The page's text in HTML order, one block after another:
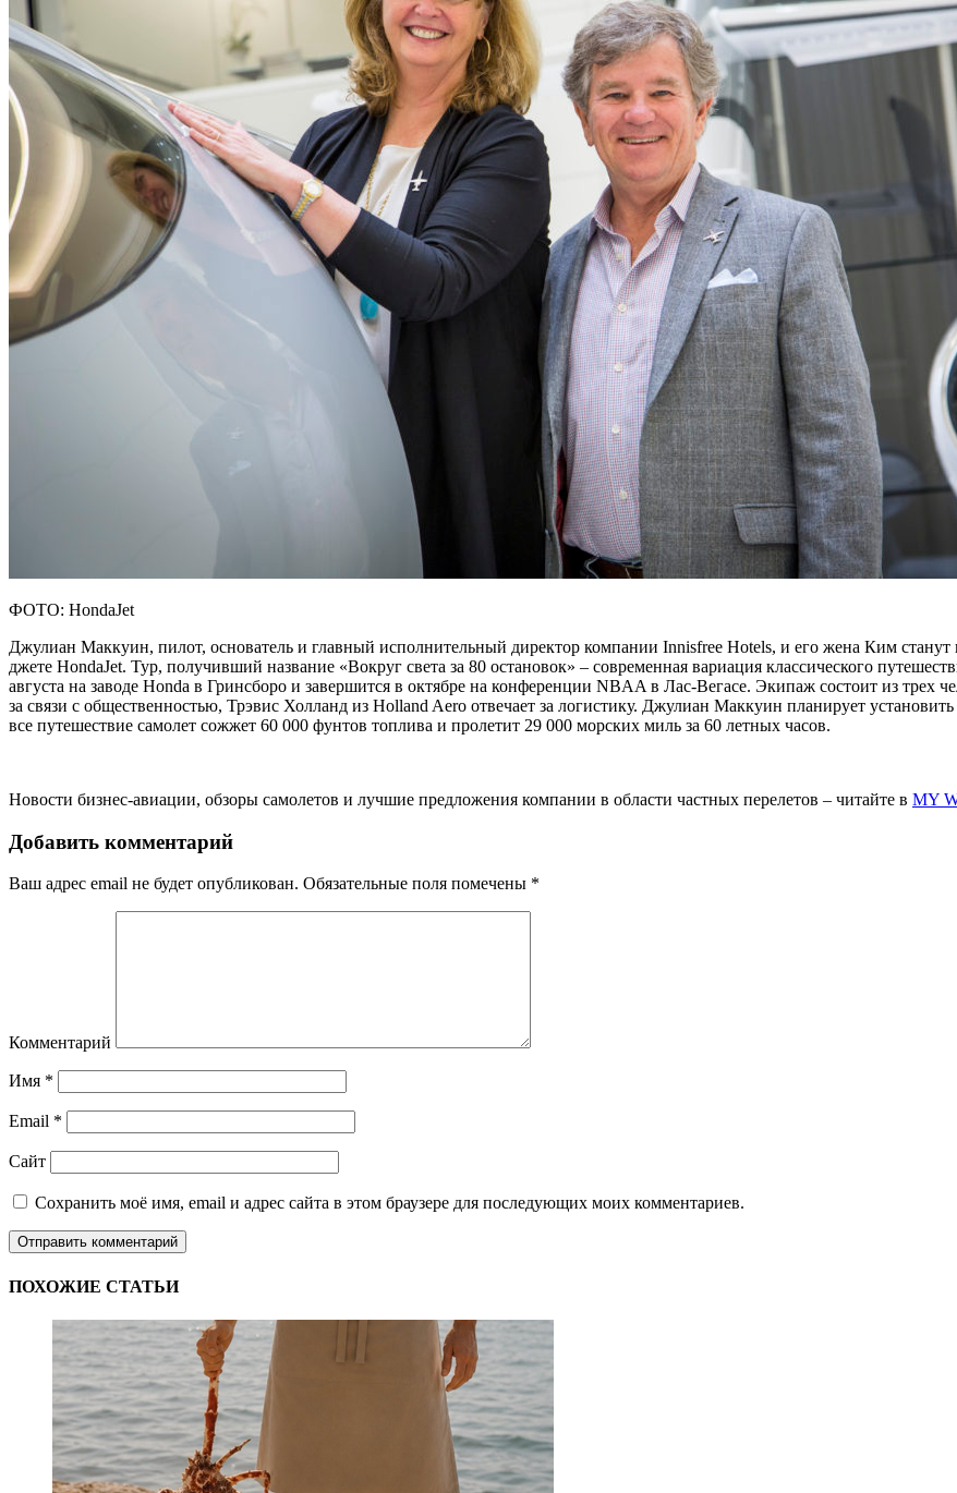
ФОТО: HondaJet
Джулиан Маккуин, пилот, основатель и главный исполнительный директор компании Innisfree Hotels, и его жена Ким
джете HondaJet. Тур, получивший название «Вокруг света за 80 остановок» – современная вариация классического
августа на заводе Honda в Гринсборо и завершится в октябре на конференции NBAA в Лас-Вегасе. Экипаж состоит из
за связи с общественностью, Трэвис Холланд из Holland Aero отвечает за логистику. Джулиан Маккуин планирует
все путешествие самолет сожжет 60 000 фунтов топлива и пролетит 29 000 морских миль за 60 летных часов.
Новости бизнес-авиации, обзоры самолетов и лучшие предложения компании в области частных перелетов – читайте в MY
Добавить комментарий
Ваш адрес email не будет опубликован. Обязательные поля помечены *
Комментарий
Имя *
Email *
Сайт
Сохранить моё имя, email и адрес сайта в этом браузере для последующих моих комментариев.
ПОХОЖИЕ СТАТЬИ